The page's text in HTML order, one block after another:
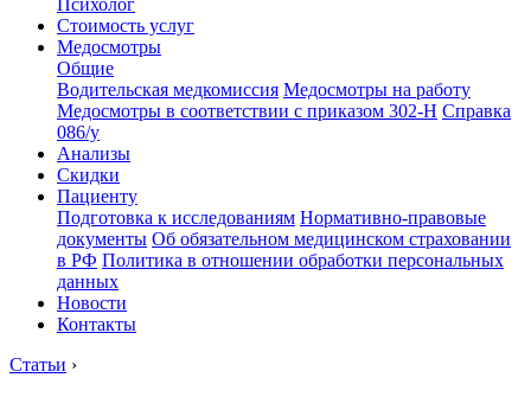
Психолог
Стоимость услуг
Медосмотры
Общие
Водительская медкомиссия Медосмотры на работу
Медосмотры в соответствии с приказом 302-Н Справка
086/у
Анализы
Скидки
Пациенту
Подготовка к исследованиям Нормативно-правовые
документы Об обязательном медицинском страховании
в РФ Политика в отношении обработки персональных
данных
Новости
Контакты
Статьи ›